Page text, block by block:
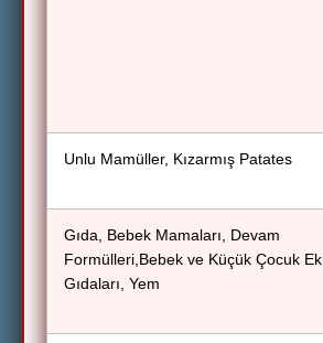
Unlu Mamüller, Kızarmış Patates
Gıda, Bebek Mamaları, Devam
Formülleri,Bebek ve Küçük Çocuk Ek
Gıdaları, Yem